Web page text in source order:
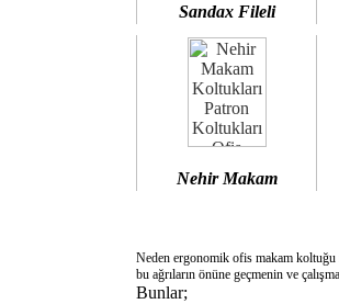
Sandax Fileli
Nehir Makam
Neden ergonomik ofis makam
bu ağrıların önüne geçmenin ve
Bunlar;